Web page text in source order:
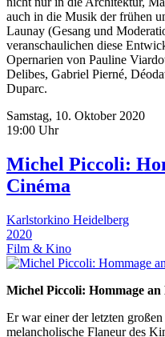
auch in die Musik der frühen
Launay (Gesang und
veranschaulichen diese
Opernarien von Pauline
Delibes, Gabriel Pierné,
Duparc.
Samstag, 10. Oktober 2020
19:00 Uhr
Michel Piccoli:
Cinéma
Karlstorkino Heidelberg
2020
Film & Kino
Michel Piccoli: Hommage
Er war einer der letzten
melancholische Flaneur des